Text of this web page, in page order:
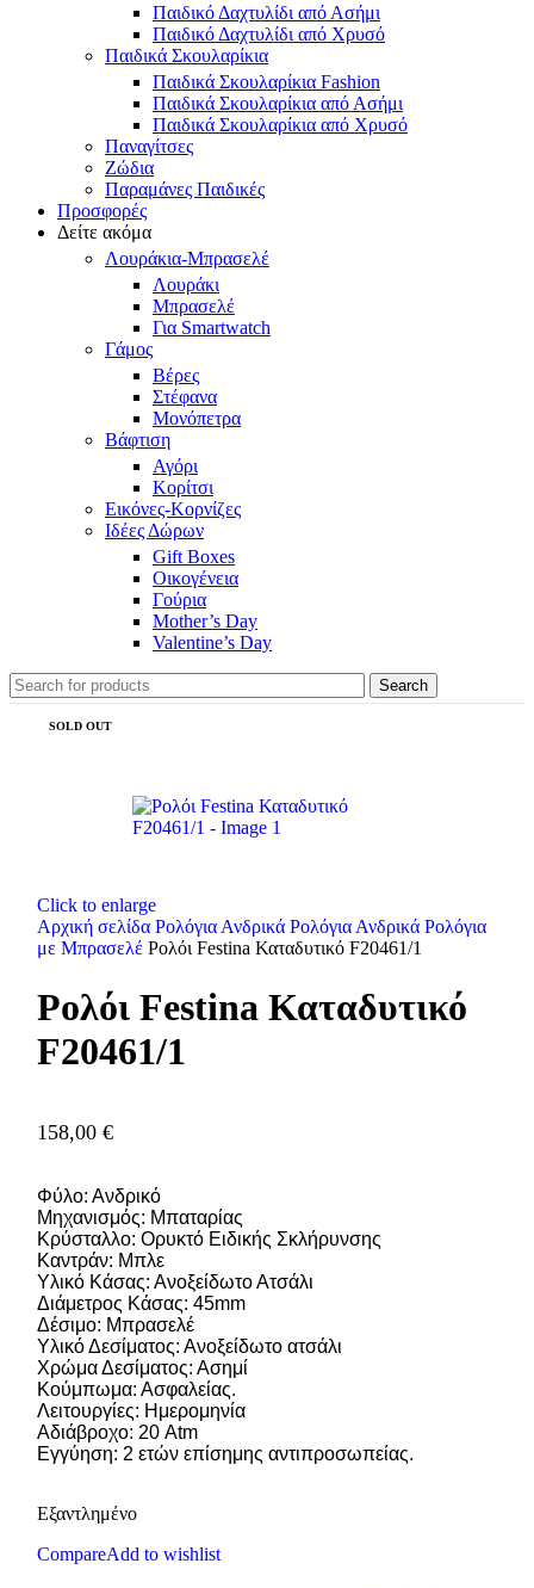
Παιδικό Δαχτυλίδι από Ασήμι
Παιδικό Δαχτυλίδι από Χρυσό
Παιδικά Σκουλαρίκια
Παιδικά Σκουλαρίκια Fashion
Παιδικά Σκουλαρίκια από Ασήμι
Παιδικά Σκουλαρίκια από Χρυσό
Παναγίτσες
Ζώδια
Παραμάνες Παιδικές
Προσφορές
Δείτε ακόμα
Λουράκια-Μπρασελέ
Λουράκι
Μπρασελέ
Για Smartwatch
Γάμος
Βέρες
Στέφανα
Μονόπετρα
Βάφτιση
Αγόρι
Κορίτσι
Εικόνες-Κορνίζες
Ιδέες Δώρων
Gift Boxes
Οικογένεια
Γούρια
Mother’s Day
Valentine’s Day
Search
SOLD OUT
Click to enlarge
Αρχική σελίδα Ρολόγια Ανδρικά Ρολόγια Ανδρικά Ρολόγια
με Μπρασελέ Ρολόι Festina Καταδυτικό F20461/1
Ρολόι Festina Καταδυτικό
F20461/1
158,00 €
Φύλο: Ανδρικό
Μηχανισμός: Μπαταρίας
Κρύσταλλο: Ορυκτό Ειδικής Σκλήρυνσης
Καντράν: Μπλε
Υλικό Κάσας: Ανοξείδωτο Ατσάλι
Διάμετρος Κάσας: 45mm
Δέσιμο: Μπρασελέ
Υλικό Δεσίματος: Ανοξείδωτο ατσάλι
Χρώμα Δεσίματος: Ασημί
Κούμπωμα: Ασφαλείας.
Λειτουργίες: Ημερομηνία
Αδιάβροχο: 20 Atm
Εγγύηση: 2 ετών επίσημης αντιπροσωπείας.
Εξαντλημένο
CompareAdd to wishlist